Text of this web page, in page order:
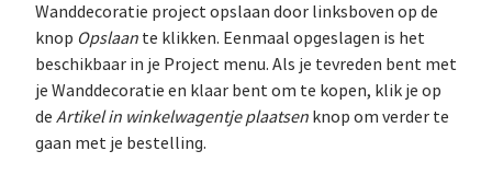
Wanddecoratie project opslaan door linksboven op de
knop Opslaan te klikken. Eenmaal opgeslagen is het
beschikbaar in je Project menu. Als je tevreden bent met
je Wanddecoratie en klaar bent om te kopen, klik je op
de Artikel in winkelwagentje plaatsen knop om verder te
gaan met je bestelling.